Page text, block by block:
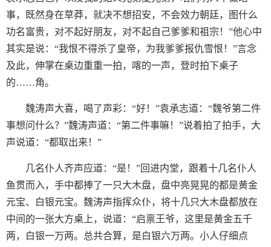
事，既然身在草莽，就决不想招安，不会效力朝廷，图什么
功名富贵，对不起好朋友，对不起自己爹爹和祖宗！”他心中
其实是说：“我恨不得杀了皇帝，为我爹爹报仇雪恨！”言念
及此，伸掌在桌边重重一拍，喀的一声，登时拍下桌子
的……角。
魏涛声大喜，喝了声彩：“好！”袁承志道：“魏爷第二件
事想问什么？”魏涛声道：“第二件事嘛！”说着拍了拍手，大
声说道：“都取出来！”
几名仆人齐声应道：“是！”回进内堂，跟着十几名仆人
鱼贯而入，手中都捧了一只大木盘，盘中亮晃晃的都是黄金
元宝、白银元宝。魏涛声指挥众仆，将十几只大木盘都放在
中间的一张大方桌上，说道：“启禀王爷，这里是黄金五千
两，白银一万两。总共合算，是白银六万两。小人仔细点